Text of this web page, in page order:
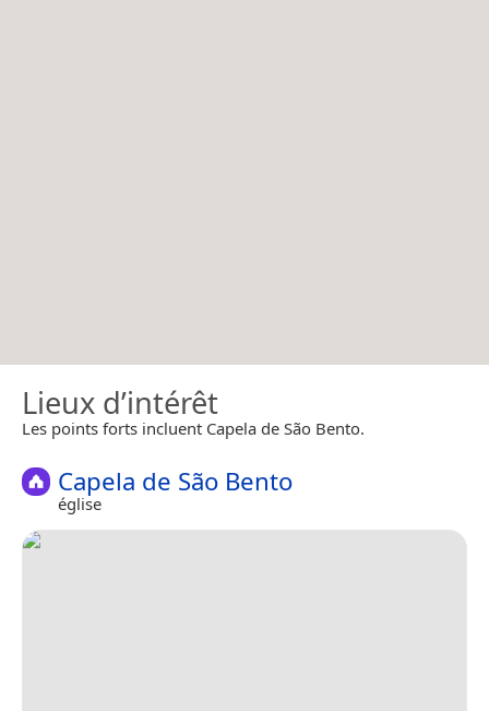
Lieux d’intérêt
Les points forts incluent Capela de São Bento.
Capela de São Bento
église